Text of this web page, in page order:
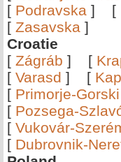
[ Podravska ] [
[ Zasavska ]
Croatie
[ Zágráb ] [
[ Varasd ] [
[ Primorje-
[ Pozsega-
[ Vukovár-
[ Dubrovnik-